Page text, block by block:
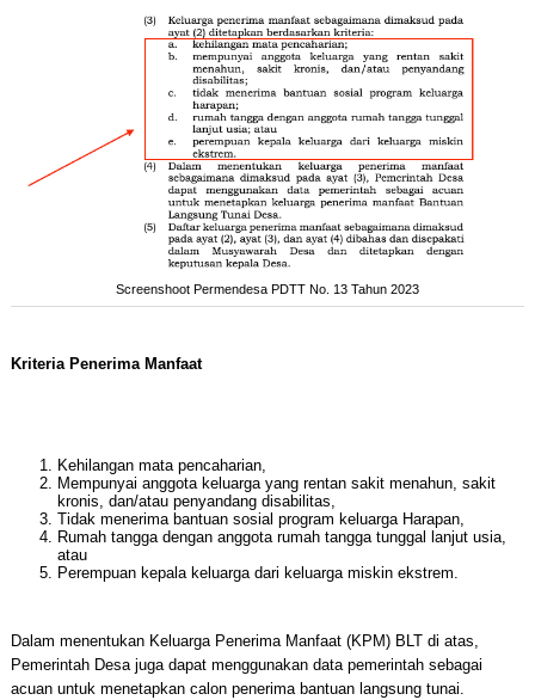
Screenshoot Permendesa PDTT No. 13 Tahun 2023
Kriteria Penerima Manfaat
Kehilangan mata pencaharian,
Mempunyai anggota keluarga yang rentan sakit menahun, sakit
kronis, dan/atau penyandang disabilitas,
Tidak menerima bantuan sosial program keluarga Harapan,
Rumah tangga dengan anggota rumah tangga tunggal lanjut usia,
atau
Perempuan kepala keluarga dari keluarga miskin ekstrem.
Dalam menentukan Keluarga Penerima Manfaat (KPM) BLT di atas,
Pemerintah Desa juga dapat menggunakan data pemerintah sebagai
acuan untuk menetapkan calon penerima bantuan langsung tunai.